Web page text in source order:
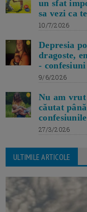
un sfat
sa vezi ca
10/7/2026
Depresia
dragoste,
- confesiuni
9/6/2026
Nu am
căutat
27/3/2026
ULTIMILE ARTICOLE